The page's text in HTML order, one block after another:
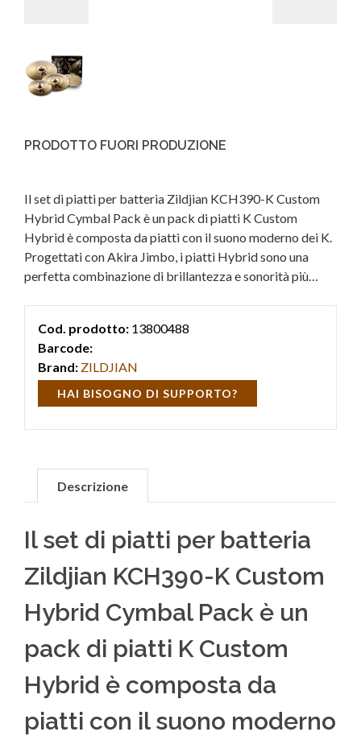
PRODOTTO FUORI PRODUZIONE
Il set di piatti per batteria Zildjian KCH390-K Custom
Hybrid Cymbal Pack è un pack di piatti K Custom
Hybrid è composta da piatti con il suono moderno dei K.
Progettati con Akira Jimbo, i piatti Hybrid sono una
perfetta combinazione di brillantezza e sonorità più
Cod. prodotto: 13800488
Barcode:
Brand: ZILDJIAN
HAI BISOGNO DI SUPPORTO?
Descrizione
Il set di piatti per batteria
Zildjian KCH390-K Custom
Hybrid Cymbal Pack è un
pack di piatti K Custom
Hybrid è composta da
piatti con il suono moderno